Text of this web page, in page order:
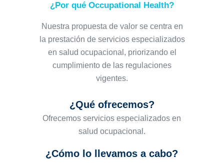
¿Por qué Occupational Health?
Nuestra propuesta de valor se centra en
la prestación de servicios especializados
en salud ocupacional, priorizando el
cumplimiento de las regulaciones
vigentes.
¿Qué ofrecemos?
Ofrecemos servicios especializados en
salud ocupacional.
¿Cómo lo llevamos a cabo?